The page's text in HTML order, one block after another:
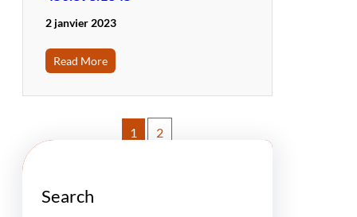
2 janvier 2023
Read More
1 2
Search